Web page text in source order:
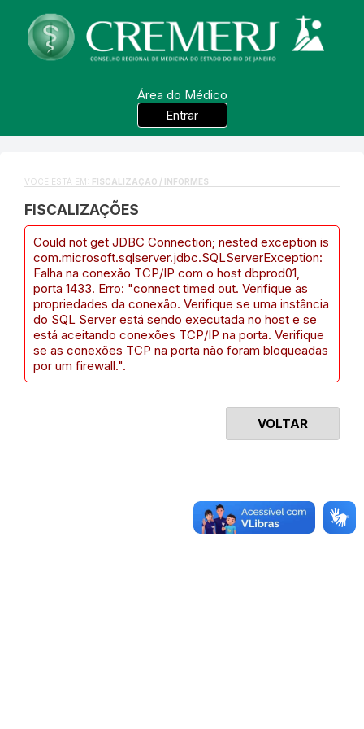
Área do Médico
Entrar
VOCÊ ESTÁ EM: FISCALIZAÇÃO / INFORMES
FISCALIZAÇÕES
Could not get JDBC Connection; nested exception is
com.microsoft.sqlserver.jdbc.SQLServerException:
Falha na conexão TCP/IP com o host dbprod01,
porta 1433. Erro: "connect timed out. Verifique as
propriedades da conexão. Verifique se uma instância
do SQL Server está sendo executada no host e se
está aceitando conexões TCP/IP na porta. Verifique
se as conexões TCP na porta não foram bloqueadas
por um firewall.".
VOLTAR